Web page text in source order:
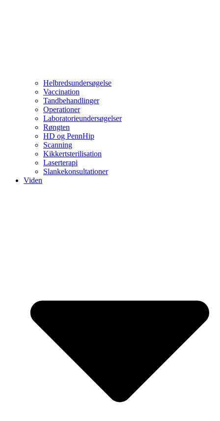
Helbredsundersøgelse
Vaccination
Tandbehandlinger
Operationer
Laboratorieundersøgelser
Røngten
HD og PennHip
Scanning
Kikkertsterilisation
Laserterapi
Slankekonsultationer
Viden